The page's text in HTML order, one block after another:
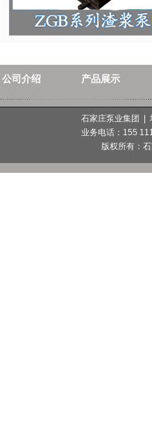
公司介绍 产品展示
石家庄泵业集团 |
业务电话：155
版权所有：